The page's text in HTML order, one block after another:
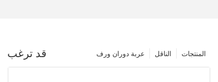
قد ترغب المنتجات الناقل عربة دوران ورف